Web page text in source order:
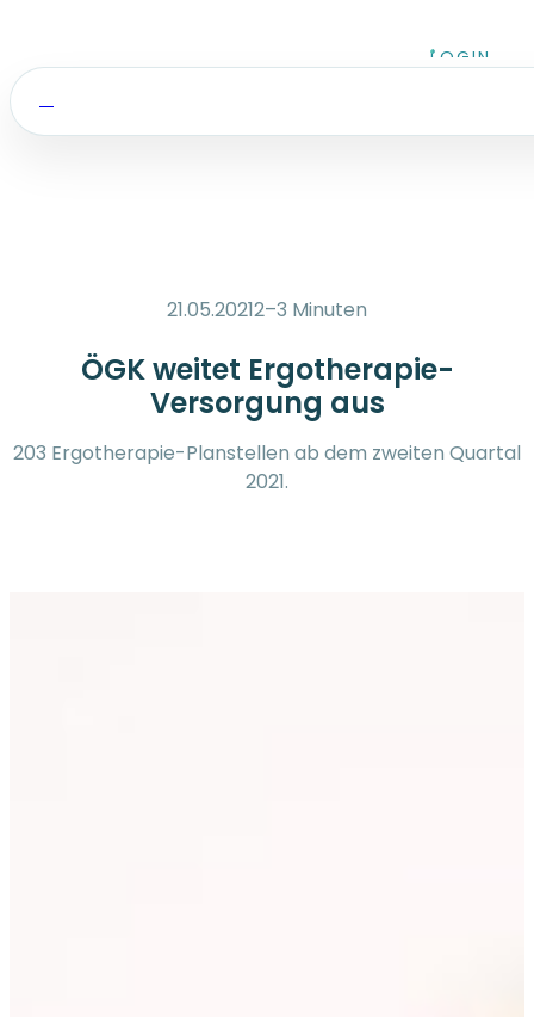
LOGIN
21.05.20212–3 Minuten
ÖGK weitet Ergotherapie-
Versorgung aus
203 Ergotherapie-Planstellen ab dem zweiten Quartal
2021.